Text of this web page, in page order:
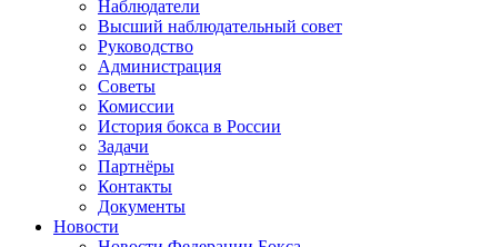
Наблюдатели
Высший наблюдательный совет
Руководство
Администрация
Советы
Комиссии
История бокса в России
Задачи
Партнёры
Контакты
Документы
Новости